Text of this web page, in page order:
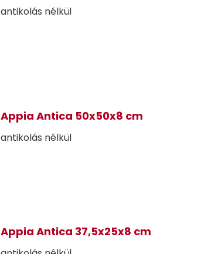
antikolás nélkül
Appia Antica 50x50x8 cm
antikolás nélkül
Appia Antica 37,5x25x8 cm